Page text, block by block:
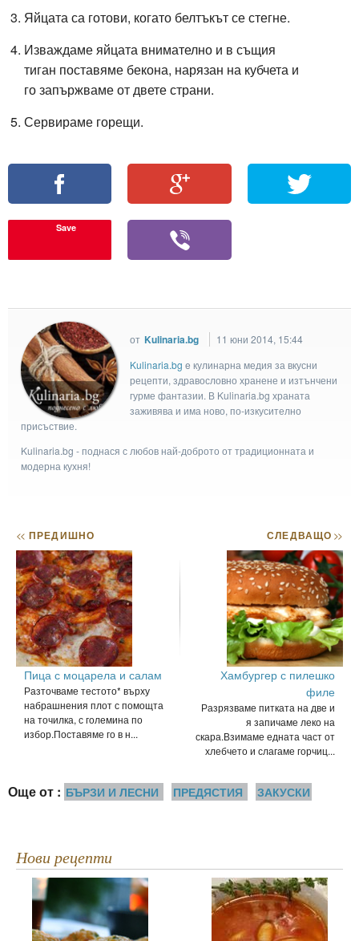
Яйцата са готови, когато белтъкът се стегне.
Изваждаме яйцата внимателно и в същия
тиган поставяме бекона, нарязан на кубчета и
го запържваме от двете страни.
Сервираме горещи.
Save
от Kulinaria.bg
11 юни 2014, 15:44
Kulinaria.bg e кулинарна медия за вкусни
рецепти, здравословно хранене и изтънчени
гурме фантазии. В Kulinaria.bg храната
заживява и има ново, по-изкусително
присъствие.
Kulinaria.bg - поднася с любов най-доброто от традиционната и
модерна кухня!
<< ПРЕДИШНО
Пица с моцарела и салам
Разточваме тестото* върху
набрашнения плот с помощта
на точилка, с големина по
избор.Поставяме го в н...
СЛЕДВАЩО>>
Хамбургер с пилешко
филе
Разрязваме питката на две и
я запичаме леко на
скара.Взимаме едната част от
хлебчето и слагаме горчиц...
Още от : БЪРЗИ И ЛЕСНИ ПРЕДЯСТИЯ ЗАКУСКИ
Нови рецепти